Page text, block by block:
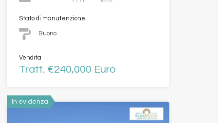
Stato di manutenzione
Buono
Vendita
Tratt. €240,000 Euro
In evidenza